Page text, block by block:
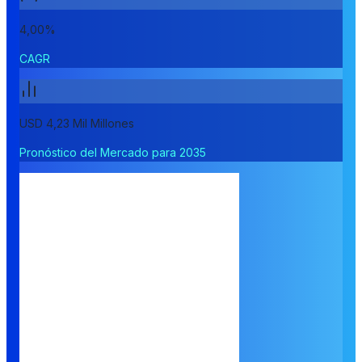
4,00%
CAGR
USD 4,23 Mil Millones
Pronóstico del Mercado para 2035